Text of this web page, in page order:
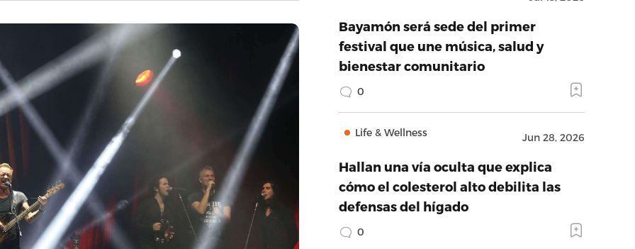
Bayamón será sede del primer
festival que une música, salud y
bienestar comunitario
0
Life & Wellness Jun 28, 2026
Hallan una vía oculta que explica
cómo el colesterol alto debilita las
defensas del hígado
0